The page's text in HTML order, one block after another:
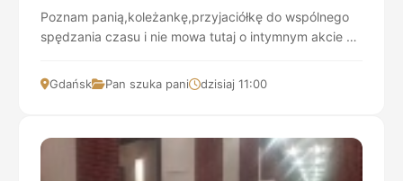
Poznam panią,koleżankę,przyjaciółkę do wspólnego
spędzania czasu i nie mowa tutaj o intymnym akcie a
Gdańsk Pan szuka pani dzisiaj 11:00